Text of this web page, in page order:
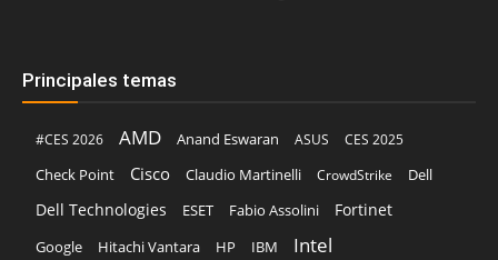
Principales temas
#CES 2026 AMD Anand Eswaran ASUS
CES 2025
Check Point
Cisco Claudio Martinelli CrowdStrike Dell
Dell Technologies ESET Fabio Assolini Fortinet
Google Hitachi Vantara HP IBM Intel